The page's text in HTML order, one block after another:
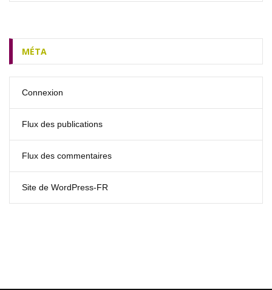
MÉTA
Connexion
Flux des publications
Flux des commentaires
Site de WordPress-FR